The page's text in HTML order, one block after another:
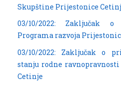
Skupštine Prijestonice
03/10/2022: Zaključak
Programa razvoja
03/10/2022: Zaključak o
stanju rodne
Cetinje